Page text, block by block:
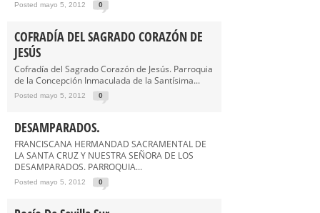
Posted mayo 5, 2012 0
COFRADÍA DEL SAGRADO CORAZÓN DE
JESÚS
Cofradía del Sagrado Corazón de Jesús. Parroquia
de la Concepción Inmaculada de la Santísima...
Posted mayo 5, 2012 0
DESAMPARADOS.
FRANCISCANA HERMANDAD SACRAMENTAL DE
LA SANTA CRUZ Y NUESTRA SEÑORA DE LOS
DESAMPARADOS. PARROQUIA...
Posted mayo 5, 2012 0